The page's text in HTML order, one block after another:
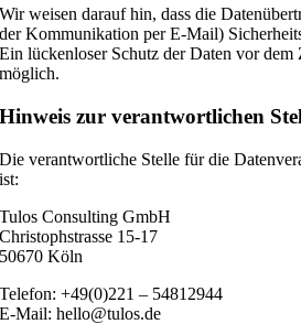
Wir weisen darauf hin, dass die
der Kommunikation per E-Mail)
Ein lückenloser Schutz der Daten vor
möglich.
Hinweis zur verantwortlichen
Die verantwortliche Stelle für die
ist:
Tulos Consulting GmbH
Christophstrasse 15-17
50670 Köln
Telefon: +49(0)221 – 54812944‬
E-Mail: hello@tulos.de